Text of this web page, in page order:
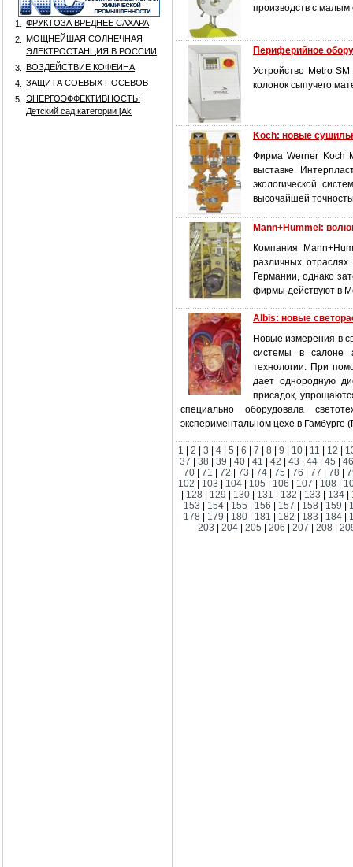
1.
ФРУКТОЗА ВРЕДНЕЕ САХАРА
2.
МОЩНЕЙШАЯ СОЛНЕЧНАЯ
ЭЛЕКТРОСТАНЦИЯ В РОССИИ
3.
ВОЗДЕЙСТВИЕ КОФЕИНА
4.
ЗАЩИТА СОЕВЫХ ПОСЕВОВ
5.
ЭНЕРГОЭФФЕКТИВНОСТЬ:
Детский сад категории [Аk
производств с
Периферийное
Устройство Metro
колонок сыпучего
Koch: новые
Фирма Werner Koch
выставке
экологической
высочайшей
Mann+Hummel:
Компания
различных
Германии, однако
фирмы действуют в
Albis: новые
Новые измерения в
системы в салоне
технологии. При
дает однородную
присадок,
специально оборудовала
экспериментальном цехе в Гамбурге
1 2 3 4 5 6 7 8 9 10 11 12
37
|38 |39 |40 |41 |42 |43 |44 |45 |
70
71 72 73 74 75 76 77 78
102
103 104 105 106 107 108
128 129 130 131 132 133 134
153
154 155 156 157 158 159
178
179 180 181 182 183 184
203
|204 |205 |206 |207 |208 |